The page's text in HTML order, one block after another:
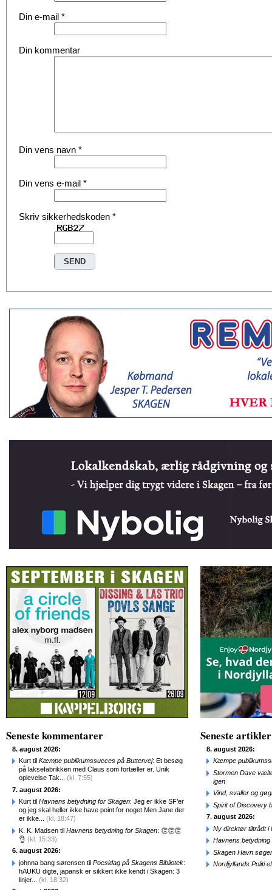
Din e-mail *
Din kommentar
Din vens navn *
Din vens e-mail *
Skriv sikkerhedskoden *
Seneste kommentarer
8. august 2026:
Kurt til Kæmpe publikumssucces på Buttervej: Et besøg
på laksefabrikken med Claus som fortæller er. Unik
oplevelse Tak... (kl. 7:55)
7. august 2026:
Kurt til Havnens betydning for Skagen: Jeg er ikke SF’er
og jeg skal heller ikke have point for noget Men Jane der
er ikke... (kl. 18:47)
K. K. Madsen til Havnens betydning for Skagen: 👏👏👏
👌 (kl. 15:33)
6. august 2026:
johnna bang sørensen til Poesidag på Skagens Bibliotek:
hAUKU digte, japansk er sikkert ikke kendt i Skagen: 3
linjer... (kl. 18:32)
Seneste artikler
8. august 2026:
Kæmpe
Stormen Dave
igen
Vind, svaller og
Spirit of Discovery
7. august 2026:
Ny direktør tiltrådt i
Havnens betydning
Skagen Havn
Nordjyllands Politi